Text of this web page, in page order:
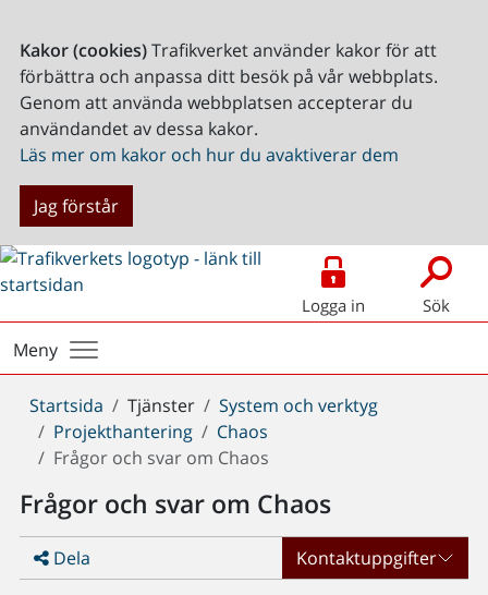
Kakor (cookies)Trafikverket använder kakor för att
förbättra och anpassa ditt besök på vår webbplats.
Genom att använda webbplatsen accepterar du
användandet av dessa kakor.
Läs mer om kakor och hur du avaktiverar dem
Jag förstår
Logga in Sök
Meny
Du
är
här:
Startsida Tjänster
System och verktyg
Projekthantering
Chaos
Frågor och svar om Chaos
Frågor och svar om Chaos
Dela Kontaktuppgifter